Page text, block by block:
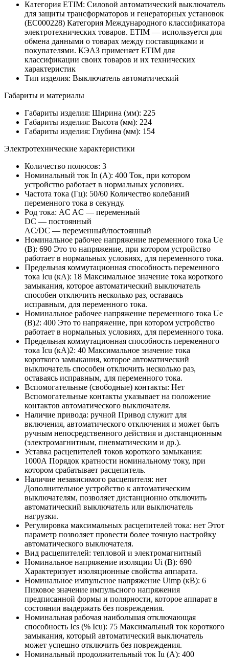
Категория ETIM: Силовой автоматический выключатель
для защиты трансформаторов и генераторных установок
(EC000228) Категория Международного классификатора
электротехнических товаров. ETIM — используется для
обмена данными о товарах между поставщиками и
покупателями. КЭАЗ применяет ETIM для
классификации своих товаров и их технических
характеристик
Тип изделия: Выключатель автоматический
Габариты и материалы
Габариты изделия: Ширина (мм): 225
Габариты изделия: Высота (мм): 224
Габариты изделия: Глубина (мм): 154
Электротехнические характеристики
Количество полюсов: 3
Номинальный ток In (А): 400 Ток, при котором
устройство работает в нормальных условиях.
Частота тока (Гц): 50/60 Количество колебаний
переменного тока в секунду.
Род тока: AC AC — переменный
DC — постоянный
AC/DC — переменный/постоянный
Номинальное рабочее напряжение переменного тока Ue
(В): 690 Это то напряжение, при котором устройство
работает в нормальных условиях, для переменного тока.
Предельная коммутационная способность переменного
тока Icu (кА): 18 Максимальное значение тока короткого
замыкания, которое автоматический выключатель
способен отключить несколько раз, оставаясь
исправным, для переменного тока.
Номинальное рабочее напряжение переменного тока Ue
(В)2: 400 Это то напряжение, при котором устройство
работает в нормальных условиях, для переменного тока.
Предельная коммутационная способность переменного
тока Icu (кА)2: 40 Максимальное значение тока
короткого замыкания, которое автоматический
выключатель способен отключить несколько раз,
оставаясь исправным, для переменного тока.
Вспомогательные (свободные) контакты: Нет
Вспомогательные контакты указывает на положение
контактов автоматического выключателя.
Наличие привода: ручной Привод служит для
включения, автоматического отключения и может быть
ручным непосредственного действия и дистанционным
(электромагнитным, пневматическим и др.).
Уставка расцепителей токов короткого замыкания:
1000А Порядок кратности номинальному току, при
котором срабатывает расцепитель.
Наличие независимого расцепителя: нет
Дополнительное устройство к автоматическим
выключателям, позволяет дистанционно отключить
автоматический выключатель или выключатель
нагрузки.
Регулировка максимальных расцепителей тока: нет Этот
параметр позволяет провести более точную настройку
автоматического выключателя.
Вид расцепителей: тепловой и электромагнитный
Номинальное напряжение изоляции Ui (В): 690
Характеризует изоляционные свойства аппарата.
Номинальное импульсное напряжение Uimp (кВ): 6
Пиковое значение импульсного напряжения
предписанной формы и полярности, которое аппарат в
состоянии выдержать без повреждения.
Номинальная рабочая наибольшая отключающая
способность Ics (% Icu): 75 Максимальный ток короткого
замыкания, который автоматический выключатель
может успешно отключить без повреждения.
Номинальный продолжительный ток Iu (А): 400